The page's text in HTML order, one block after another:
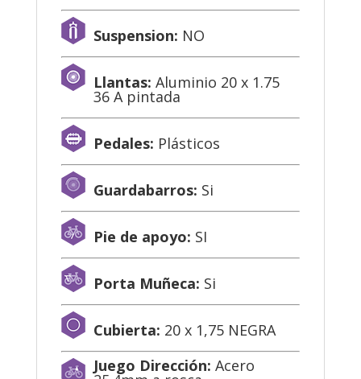
Suspension: NO
Llantas: Aluminio 20 x 1.75
36 A pintada
Pedales: Plásticos
Guardabarros: Si
Pie de apoyo: SI
Porta Muñeca: Si
Cubierta: 20 x 1,75 NEGRA
Juego Dirección: Acero